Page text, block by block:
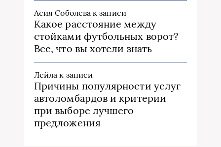
Асия Соболева к записи
Какое расстояние между
стойками футбольных ворот?
Все, что вы хотели знать
Лейла к записи
Причины популярности услуг
автоломбардов и критерии
при выборе лучшего
предложения